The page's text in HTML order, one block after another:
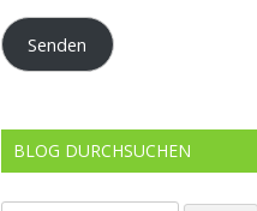
Adresse
Senden
BLOG DURCHSUCHEN